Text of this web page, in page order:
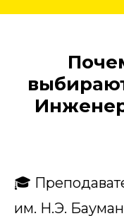
🎓
им. Н.Э.